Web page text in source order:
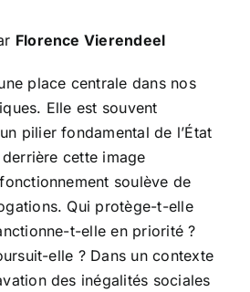
Florence Vierendeel
place centrale dans nos
Elle est souvent
pilier fondamental de l’État
cette image
soulève de
Qui protège-t-elle
t-elle en priorité ?
elle ? Dans un contexte
des inégalités sociales